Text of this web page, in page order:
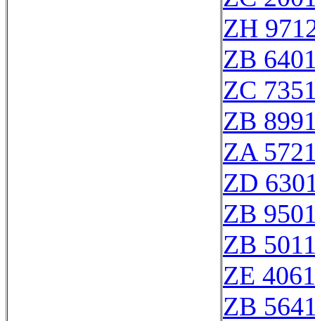
ZH
ZB
ZC
ZB
ZA
ZD
ZB
ZB
ZE
ZB